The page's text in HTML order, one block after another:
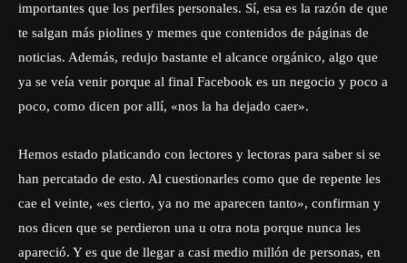
importantes que los perfiles personales. Sí, esa es la razón de que
te salgan más piolines y memes que contenidos de páginas de
noticias. Además, redujo bastante el alcance orgánico, algo que
ya se veía venir porque al final Facebook es un negocio y poco a
poco, como dicen por allí, «nos la ha dejado caer».
Hemos estado platicando con lectores y lectoras para saber si se
han percatado de esto. Al cuestionarles como que de repente les
cae el veinte, «es cierto, ya no me aparecen tanto», confirman y
nos dicen que se perdieron una u otra nota porque nunca les
apareció. Y es que de llegar a casi medio millón de personas, en